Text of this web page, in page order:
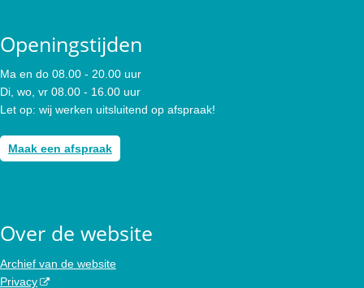
Openingstijden
Ma en do 08.00 - 20.00 uur
Di, wo, vr 08.00 - 16.00 uur
Let op: wij werken uitsluitend op afspraak!
Maak een afspraak
Over de website
Archief van de website
Privacy